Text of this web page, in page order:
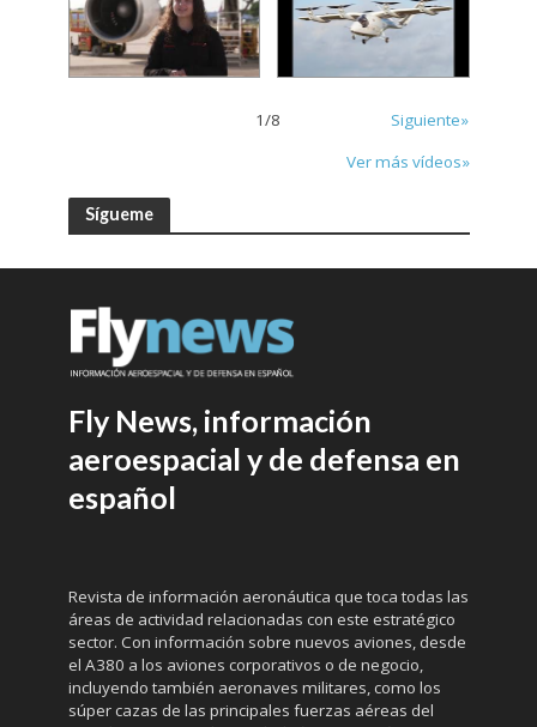
1/8
Siguiente»
Ver más vídeos»
Sígueme
Fly News, información
aeroespacial y de defensa en
español
Revista de información aeronáutica que toca todas las
áreas de actividad relacionadas con este estratégico
sector. Con información sobre nuevos aviones, desde
el A380 a los aviones corporativos o de negocio,
incluyendo también aeronaves militares, como los
súper cazas de las principales fuerzas aéreas del